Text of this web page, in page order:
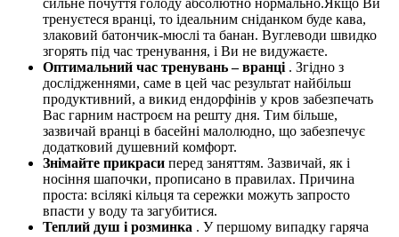
тренуєтеся вранці, то ідеальним сніданком буде кава,
злаковий батончик-мюслі та банан. Вуглеводи швидко
згорять під час тренування, і Ви не видужаєте.
Оптимальний час тренувань – вранці . Згідно з
дослідженнями, саме в цей час результат найбільш
продуктивний, а викид ендорфінів у кров забезпечать
Вас гарним настроєм на решту дня. Тим більше,
зазвичай вранці в басейні малолюдно, що забезпечує
додатковий душевний комфорт.
Знімайте прикраси перед заняттям. Зазвичай, як і
носіння шапочки, прописано в правилах. Причина
проста: всілякі кільця та сережки можуть запросто
впасти у воду та загубитися.
Теплий душ і розминка . У першому випадку гаряча